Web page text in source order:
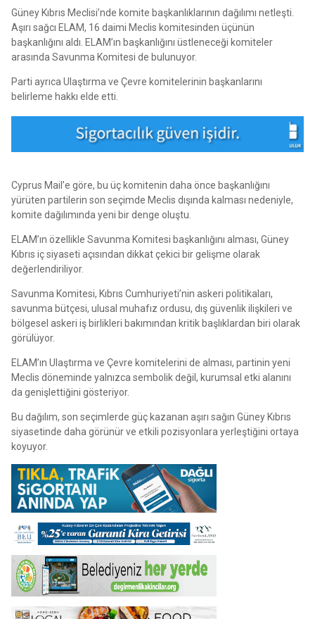
Güney Kıbrıs Meclisi’nde komite başkanlıklarının dağılımı netleşti.
Aşırı sağcı ELAM, 16 daimi Meclis komitesinden üçünün
başkanlığını aldı. ELAM’ın başkanlığını üstleneceği komiteler
arasında Savunma Komitesi de bulunuyor.
Parti ayrıca Ulaştırma ve Çevre komitelerinin başkanlarını
belirleme hakkı elde etti.
Cyprus Mail’e göre, bu üç komitenin daha önce başkanlığını
yürüten partilerin son seçimde Meclis dışında kalması nedeniyle,
komite dağılımında yeni bir denge oluştu.
ELAM’ın özellikle Savunma Komitesi başkanlığını alması, Güney
Kıbrıs iç siyaseti açısından dikkat çekici bir gelişme olarak
değerlendiriliyor.
Savunma Komitesi, Kıbrıs Cumhuriyeti’nin askeri politikaları,
savunma bütçesi, ulusal muhafız ordusu, dış güvenlik ilişkileri ve
bölgesel askeri iş birlikleri bakımından kritik başlıklardan biri olarak
görülüyor.
ELAM’ın Ulaştırma ve Çevre komitelerini de alması, partinin yeni
Meclis döneminde yalnızca sembolik değil, kurumsal etki alanını
da genişlettiğini gösteriyor.
Bu dağılım, son seçimlerde güç kazanan aşırı sağın Güney Kıbrıs
siyasetinde daha görünür ve etkili pozisyonlara yerleştiğini ortaya
koyuyor.